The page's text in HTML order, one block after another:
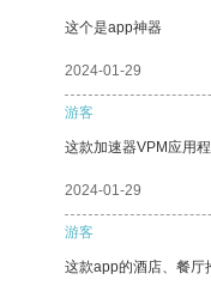
这个是app神器
2024-01-29
游客
这款加速器VPM应用
2024-01-29
游客
这款app的酒店、餐厅